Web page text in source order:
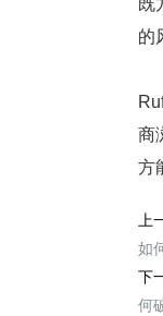
既
的
商
方
上
如
下
何